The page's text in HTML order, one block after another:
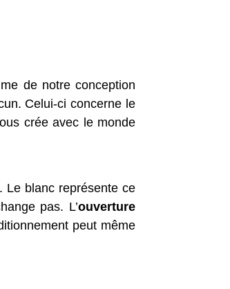
de notre conception
Celui-ci concerne le
crée avec le monde
Le blanc représente ce
pas. L’ouverture
peut même